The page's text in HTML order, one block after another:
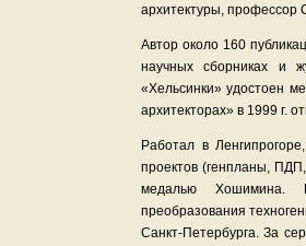
архитектуры,
Автор около 160
научных сборниках и
«Хельсинки» удостоен
архитекторах» в 1999 г.
Работал в
проектов (генпланы,
медалью Хошимина.
преобразования
Санкт-Петербурга. За